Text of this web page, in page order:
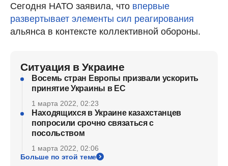
Сегодня НАТО заявила, что впервые
развертывает элементы сил реагирования
альянса в контексте коллективной обороны.
Ситуация в Украине
Восемь стран Европы призвали ускорить
принятие Украины в ЕС
1 марта 2022, 02:23
Находящихся в Украине казахстанцев
попросили срочно связаться с
посольством
1 марта 2022, 02:06
Больше по этой теме